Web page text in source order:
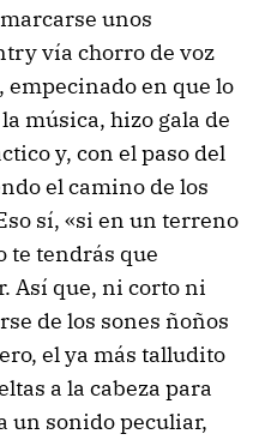
unos
vía chorro de voz
empecinado en que lo
música, hizo gala de
y, con el paso del
el camino de los
sí, «si en un terreno
te tendrás que
Así que, ni corto ni
de los sones ñoños
el ya más talludito
a la cabeza para
un sonido peculiar,